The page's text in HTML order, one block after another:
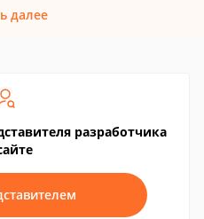
далее
разработчика